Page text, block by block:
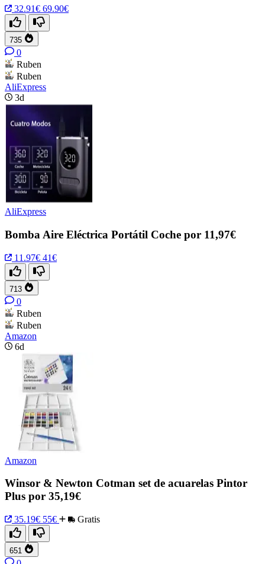
32.91€ 69.90€
735
0
Ruben
Ruben
AliExpress
3d
AliExpress
Bomba Aire Eléctrica Portátil Coche por 11,97€
11.97€ 41€
713
0
Ruben
Ruben
Amazon
6d
Amazon
Winsor & Newton Cotman set de acuarelas Pintor
Plus por 35,19€
35.19€ 55€ Gratis
651